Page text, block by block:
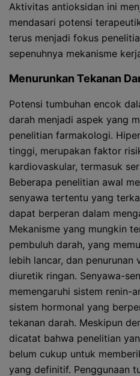
Aktivitas antioksidan ini
mendasari potensi
terus menjadi fokus
sepenuhnya mekanisme
Menurunkan Tekanan
Potensi tumbuhan encok
darah menjadi aspek yang
penelitian farmakologi.
tinggi, merupakan faktor
kardiovaskular, termasuk
Beberapa penelitian awal
senyawa tertentu yang
dapat berperan dalam
Mekanisme yang mungkin
pembuluh darah, yang
lebih lancar, dan penurunan
diuretik ringan. Senyawa-
memengaruhi sistem renin-
sistem hormonal yang
tekanan darah. Meskipun
dicatat bahwa penelitian
belum cukup untuk
yang definitif. Penggunaan